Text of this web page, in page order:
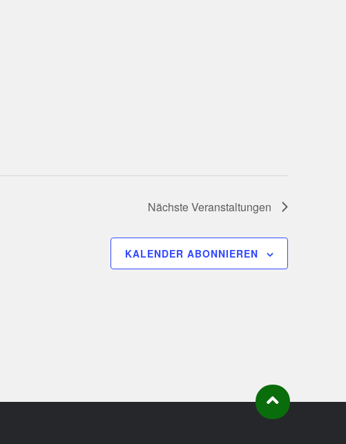
NächsteVeranstaltungen
KALENDER ABONNIEREN